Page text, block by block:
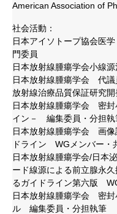
American Association of
社会活動：
日本アイソトープ協会医
門委員
日本放射線腫瘍学会小線
日本放射線腫瘍学会 代議
放射線治療品質保証研究
日本放射線腫瘍学会 密封
イン－ 編集委員・分担執
日本放射線腫瘍学会 画像
ドライン WGメンバー・
日本放射線腫瘍学会/日本
ード線源による前立腺永
るガイドライン第六版
日本放射線腫瘍学会 密封
ル 編集委員・分担執筆